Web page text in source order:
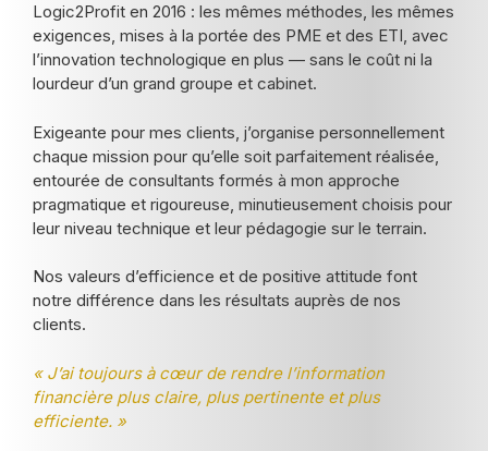
Logic2Profit en 2016 : les mêmes méthodes, les mêmes
exigences, mises à la portée des PME et des ETI, avec
l’innovation technologique en plus — sans le coût ni la
lourdeur d’un grand groupe et cabinet.
Exigeante pour mes clients, j’organise personnellement
chaque mission pour qu’elle soit parfaitement réalisée,
entourée de consultants formés à mon approche
pragmatique et rigoureuse, minutieusement choisis pour
leur niveau technique et leur pédagogie sur le terrain.
Nos valeurs d’efficience et de positive attitude font
notre différence dans les résultats auprès de nos
clients.
« J’ai toujours à cœur de rendre l’information
financière plus claire, plus pertinente et plus
efficiente. »